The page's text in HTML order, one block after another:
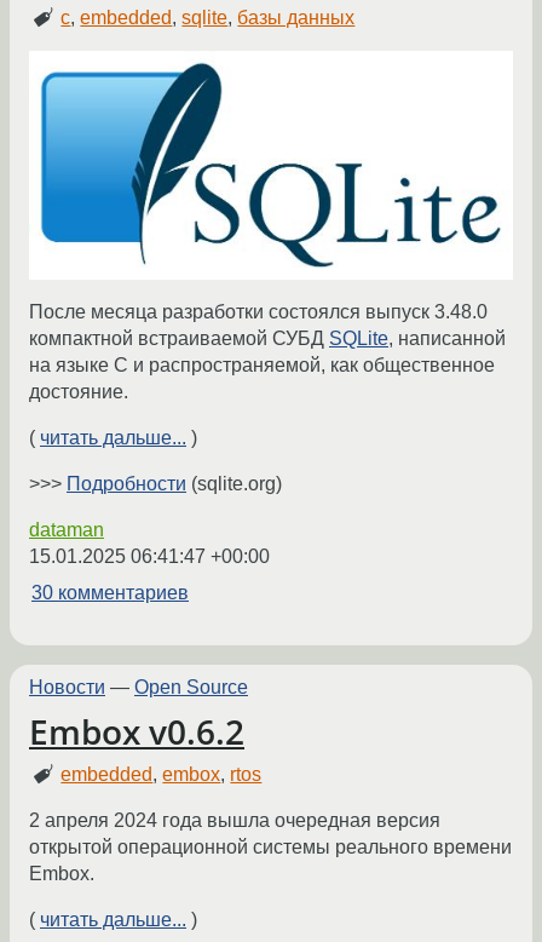
c,embedded,sqlite, базы данных
После месяца разработки состоялся выпуск 3.48.0
компактной встраиваемой СУБД SQLite, написанной
на языке C и распространяемой, как общественное
достояние.
( читать дальше... )
>>> Подробности (sqlite.org)
dataman
15.01.2025 06:41:47 +00:00
30 комментариев
Новости — Open Source
Embox v0.6.2
embedded,embox, rtos
2 апреля 2024 года вышла очередная версия
открытой операционной системы реального времени
Embox.
( читать дальше... )